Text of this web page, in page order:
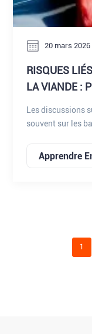
20 mars 2026
RISQUES
LA VIANDE :
CASSÉES
L’INDUSTRIE
Les discussions
souvent sur les
risques tout
d'aiguilles
Apprendre
1